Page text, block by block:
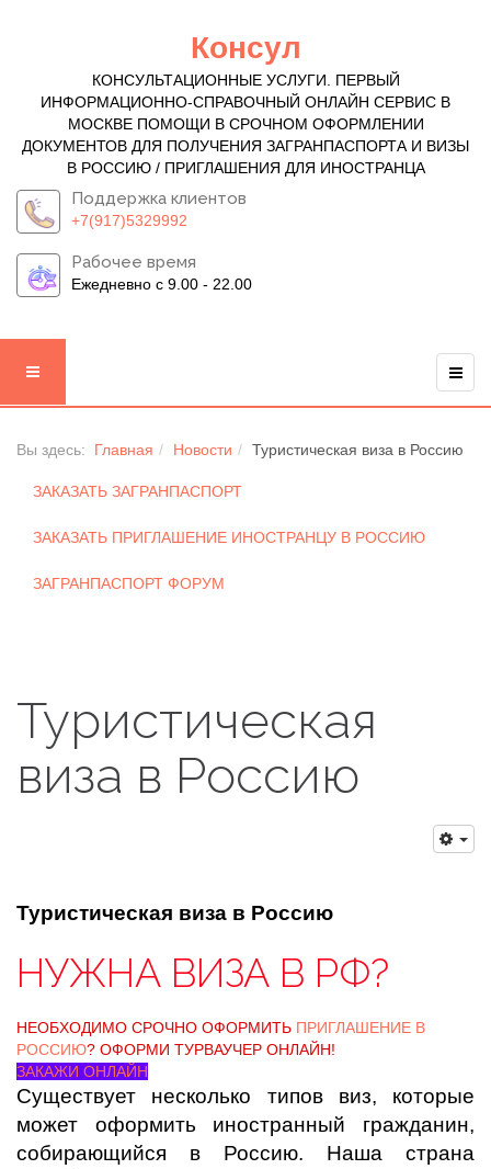
Консул
КОНСУЛЬТАЦИОННЫЕ УСЛУГИ. ПЕРВЫЙ
ИНФОРМАЦИОННО-СПРАВОЧНЫЙ ОНЛАЙН СЕРВИС В
МОСКВЕ ПОМОЩИ В СРОЧНОМ ОФОРМЛЕНИИ
ДОКУМЕНТОВ ДЛЯ ПОЛУЧЕНИЯ ЗАГРАНПАСПОРТА И ВИЗЫ
В РОССИЮ / ПРИГЛАШЕНИЯ ДЛЯ ИНОСТРАНЦА
Поддержка клиентов
+7(917)5329992
Рабочее время
Ежедневно с 9.00 - 22.00
Вы здесь: Главная Новости Туристическая виза в Россию
ЗАКАЗАТЬ ЗАГРАНПАСПОРТ
ЗАКАЗАТЬ ПРИГЛАШЕНИЕ ИНОСТРАНЦУ В РОССИЮ
ЗАГРАНПАСПОРТ ФОРУМ
Туристическая
виза в Россию
Туристическая виза в Россию
НУЖНА ВИЗА В РФ?
НЕОБХОДИМО СРОЧНО ОФОРМИТЬ ПРИГЛАШЕНИЕ В
РОССИЮ? ОФОРМИ ТУРВАУЧЕР ОНЛАЙН!
ЗАКАЖИ ОНЛАЙН
Существует несколько типов виз, которые
может оформить иностранный гражданин,
собирающийся в Россию. Наша страна